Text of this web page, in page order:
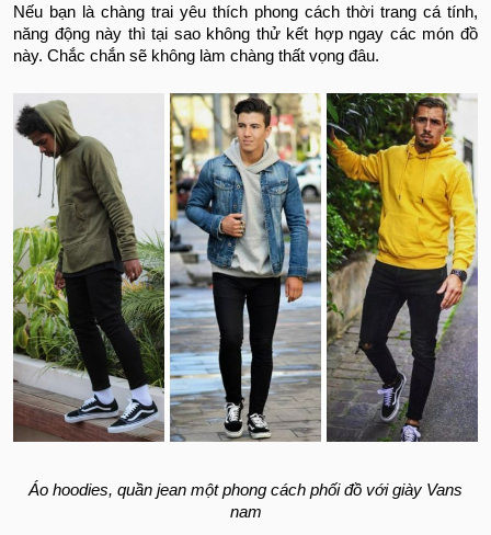
Nếu bạn là chàng trai yêu thích phong cách thời trang cá tính,
năng động này thì tại sao không thử kết hợp ngay các món đồ
này. Chắc chắn sẽ không làm chàng thất vọng đâu.
Áo hoodies, quần jean một phong cách phối đồ với giày Vans
nam